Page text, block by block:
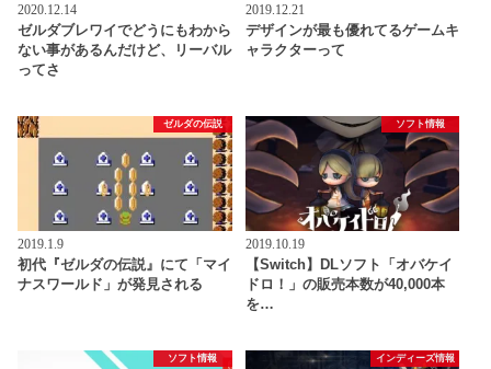
2020.12.14
ゼルダブレワイでどうにもわから
ない事があるんだけど、リーバル
ってさ
2019.12.21
デザインが最も優れてるゲームキ
ャラクターって
ゼルダの伝説
2019.1.9
初代『ゼルダの伝説』にて「マイ
ナスワールド」が発見される
ソフト情報
2019.10.19
【Switch】DLソフト「オバケイ
ドロ！」の販売本数が40,000本
を…
ソフト情報 インディーズ情報